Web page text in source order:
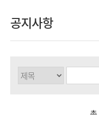
공지사항